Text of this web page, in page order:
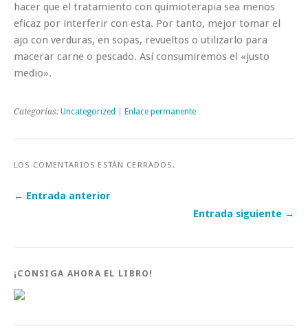
hacer que el tratamiento con quimioterapia sea menos
eficaz por interferir con esta. Por tanto, mejor tomar el
ajo con verduras, en sopas, revueltos o utilizarlo para
macerar carne o pescado. Así consumiremos el «justo
medio».
Categorías: Uncategorized Enlace permanente
LOS COMENTARIOS ESTÁN CERRADOS.
← Entrada anterior
Entrada siguiente →
¡CONSIGA AHORA EL LIBRO!